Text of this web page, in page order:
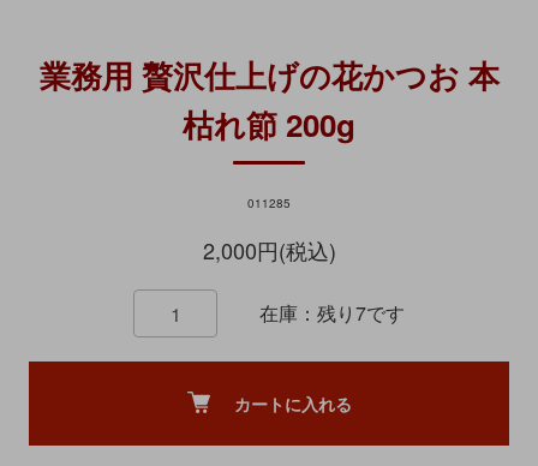
業務用 贅沢仕上げの花かつお 本
枯れ節 200g
011285
2,000円(税込)
在庫：残り7です
カートに入れる